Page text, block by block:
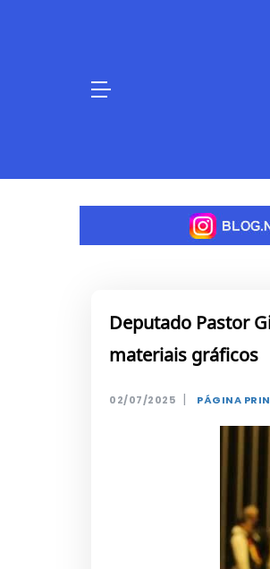
Deputado Pastor
materiais gráficos
02/07/2025 | PÁGINA